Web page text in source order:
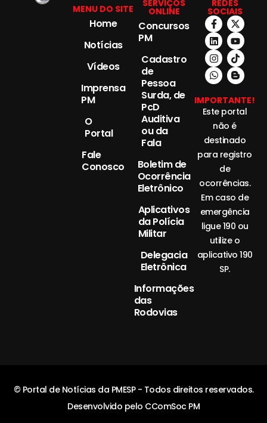
MENU DO SITE
Home
Notícias
Vídeos
Imprensa
PM
O
Portal
Fale
Conosco
SERVIÇOS
ONLINE
Concursos
PM
Cadastro
de
Pessoa
Surda, de
PcD
Auditiva
ou da
Fala
Boletim de
Ocorrência
Eletrônico
Aplicativos
da Polícia
Militar
Delegacia
Eletrônica
Informações
das
Rodovias
REDES
SOCIAIS
IMPORTANTE!
Este portal
não é
destinado
para registro
de
ocorrências.
Em caso de
emergência
ligue 190 ou
utilize o
aplicativo 190
SP.
© Portal de Notícias da PMESP - Todos direitos reservados.
Desenvolvido pelo CComSoc PM